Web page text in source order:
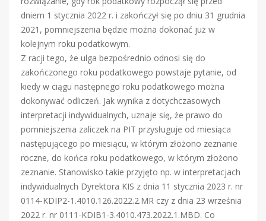
dniem 1 stycznia 2022 r. i zakończył się po dniu 31 grudnia
2021, pomniejszenia będzie można dokonać już w
kolejnym roku podatkowym.
Z racji tego, że ulga bezpośrednio odnosi się do
zakończonego roku podatkowego powstaje pytanie, od
kiedy w ciągu następnego roku podatkowego można
dokonywać odliczeń. Jak wynika z dotychczasowych
interpretacji indywidualnych, uznaje się, że prawo do
pomniejszenia zaliczek na PIT przysługuje od miesiąca
następującego po miesiącu, w którym złożono zeznanie
roczne, do końca roku podatkowego, w którym złożono
zeznanie. Stanowisko takie przyjęto np. w interpretacjach
indywidualnych Dyrektora KIS z dnia 11 stycznia 2023 r. nr
0114-KDIP2-1.4010.126.2022.2.MR czy z dnia 23 września
2022 r. nr 0111-KDIB1-3.4010.473.2022.1.MBD. Co